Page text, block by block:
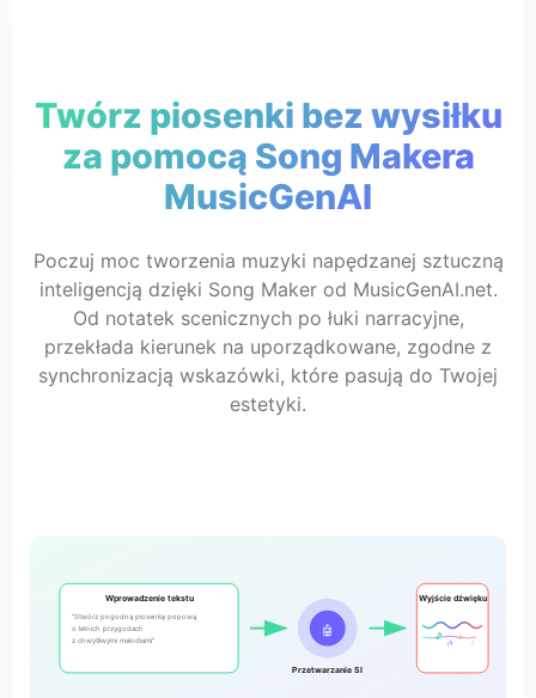
Twórz piosenki bez wysiłku
za pomocą Song Makera
MusicGenAI
Poczuj moc tworzenia muzyki napędzanej sztuczną
inteligencją dzięki Song Maker od MusicGenAI.net.
Od notatek scenicznych po łuki narracyjne,
przekłada kierunek na uporządkowane, zgodne z
synchronizacją wskazówki, które pasują do Twojej
estetyki.
Wprowadzenie tekstu
"Stwórz pogodną piosenkę popową
o letnich przygodach
z chwytliwymi melodiami"
🤖
Przetwarzanie SI
Wyjście dźwięku
🎵
🎶
♪ ♫